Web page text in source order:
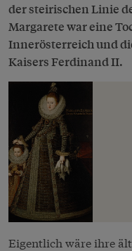
der steirischen Linie
Margarete war eine
Innerösterreich und
Kaisers Ferdinand II.
Eigentlich wäre ihre